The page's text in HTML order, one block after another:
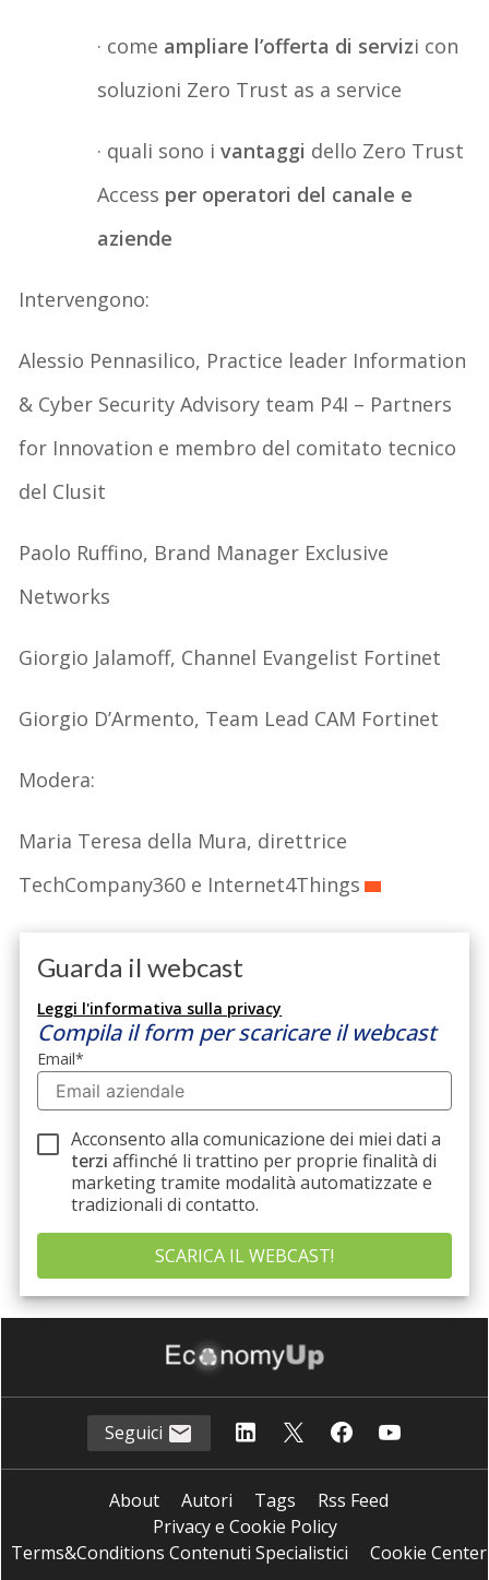
· come ampliare l’offerta di servizi con
soluzioni Zero Trust as a service
· quali sono i vantaggi dello Zero Trust
Access per operatori del canale e
aziende
Intervengono:
Alessio Pennasilico, Practice leader Information
& Cyber Security Advisory team P4I – Partners
for Innovation e membro del comitato tecnico
del Clusit
Paolo Ruffino, Brand Manager Exclusive
Networks
Giorgio Jalamoff, Channel Evangelist Fortinet
Giorgio D’Armento, Team Lead CAM Fortinet
Modera:
Maria Teresa della Mura, direttrice
TechCompany360 e Internet4Things
Guarda il webcast
Leggi l'informativa sulla privacy
Compila il form per scaricare il webcast
Email*
Acconsento alla comunicazione dei miei dati a
terzi affinché li trattino per proprie finalità di
marketing tramite modalità automatizzate e
tradizionali di contatto.
Seguici
About Autori Tags
Rss Feed
Privacy e Cookie Policy
Terms&Conditions Contenuti Specialistici
Cookie Center